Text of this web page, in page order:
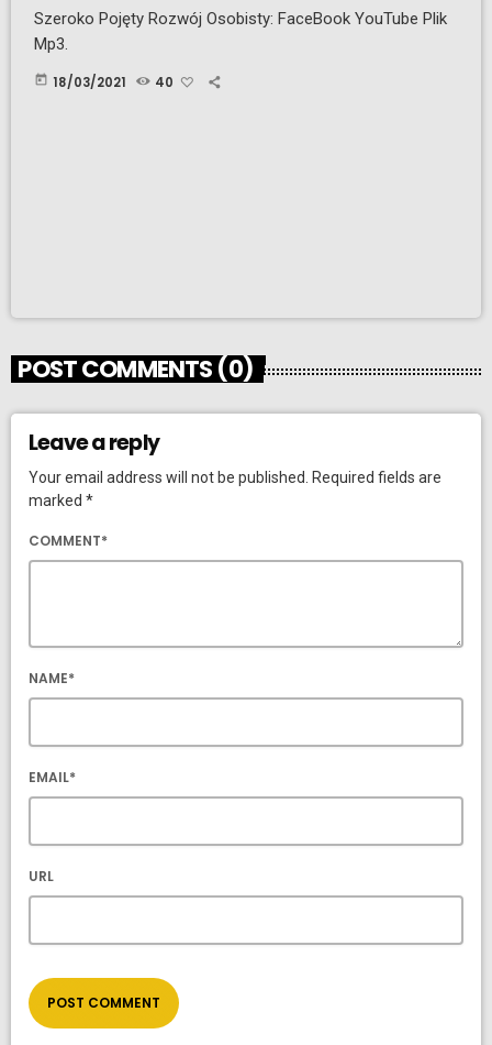
Szeroko Pojęty Rozwój Osobisty: FaceBook YouTube Plik
Mp3.
today 18/03/2021 40
POST COMMENTS (0)
Leave a reply
Your email address will not be published. Required fields are
marked *
COMMENT*
NAME*
EMAIL*
URL